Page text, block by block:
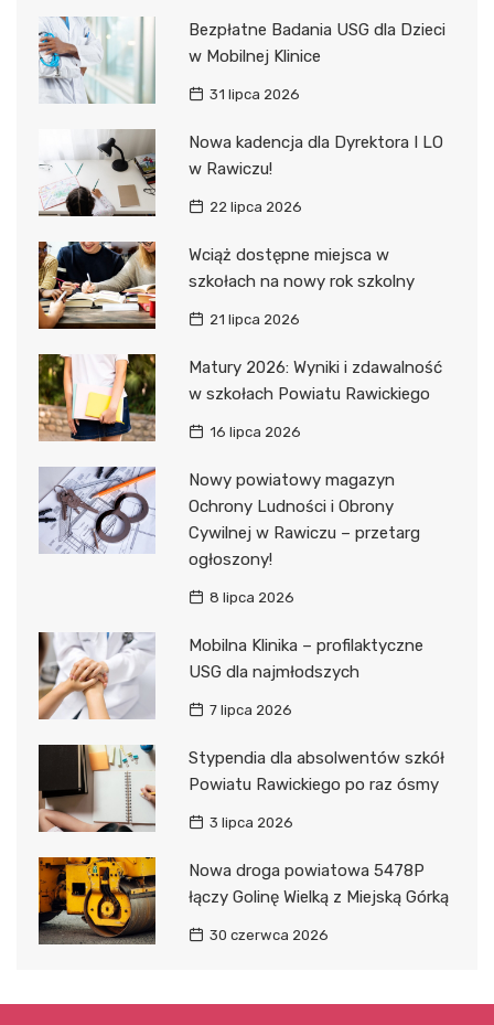
Bezpłatne Badania USG dla Dzieci
w Mobilnej Klinice
31 lipca 2026
Nowa kadencja dla Dyrektora I LO
w Rawiczu!
22 lipca 2026
Wciąż dostępne miejsca w
szkołach na nowy rok szkolny
21 lipca 2026
Matury 2026: Wyniki i zdawalność
w szkołach Powiatu Rawickiego
16 lipca 2026
Nowy powiatowy magazyn
Ochrony Ludności i Obrony
Cywilnej w Rawiczu – przetarg
ogłoszony!
8 lipca 2026
Mobilna Klinika – profilaktyczne
USG dla najmłodszych
7 lipca 2026
Stypendia dla absolwentów szkół
Powiatu Rawickiego po raz ósmy
3 lipca 2026
Nowa droga powiatowa 5478P
łączy Golinę Wielką z Miejską Górką
30 czerwca 2026